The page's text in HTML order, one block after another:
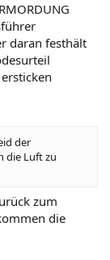
daran festhält
der
die Luft zu
zum
die